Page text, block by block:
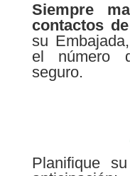
Siempre
contactos
su
el número
seguro.
Planifique